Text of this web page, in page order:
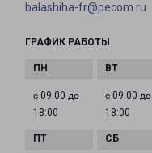
balashiha-fr@pecom.ru
ГРАФИК РАБОТЫ
с 09:00 до
18:00
с 09:00 до
18:00